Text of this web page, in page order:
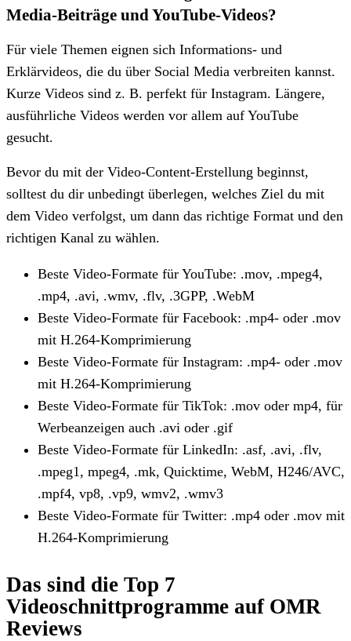
Media-Beiträge und YouTube-Videos?
Für viele Themen eignen sich Informations- und
Erklärvideos, die du über Social Media verbreiten kannst.
Kurze Videos sind z. B. perfekt für Instagram. Längere,
ausführliche Videos werden vor allem auf YouTube
gesucht.
Bevor du mit der Video-Content-Erstellung beginnst,
solltest du dir unbedingt überlegen, welches Ziel du mit
dem Video verfolgst, um dann das richtige Format und den
richtigen Kanal zu wählen.
Beste Video-Formate für YouTube: .mov, .mpeg4,
.mp4, .avi, .wmv, .flv, .3GPP, .WebM
Beste Video-Formate für Facebook: .mp4- oder .mov
mit H.264-Komprimierung
Beste Video-Formate für Instagram: .mp4- oder .mov
mit H.264-Komprimierung
Beste Video-Formate für TikTok: .mov oder mp4, für
Werbeanzeigen auch .avi oder .gif
Beste Video-Formate für LinkedIn: .asf, .avi, .flv,
.mpeg1, mpeg4, .mk, Quicktime, WebM, H246/AVC,
.mpf4, vp8, .vp9, wmv2, .wmv3
Beste Video-Formate für Twitter: .mp4 oder .mov mit
H.264-Komprimierung
Das sind die Top 7
Videoschnittprogramme auf OMR
Reviews